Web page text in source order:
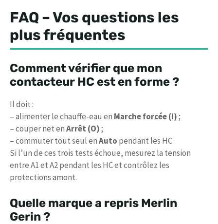
FAQ – Vos questions les
plus fréquentes
Comment vérifier que mon
contacteur HC est en forme ?
Il doit :
– alimenter le chauffe-eau en Marche forcée (I);
– couper net enArrêt (O);
– commuter tout seul enAuto pendant les HC.
Si l’un de ces trois tests échoue, mesurez la tension
entre A1 et A2 pendant les HC et contrôlez les
protections amont.
Quelle marque a repris Merlin
Gerin ?